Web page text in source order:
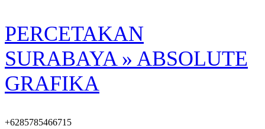
Skip
to
content
PERCETAKAN
SURABAYA » ABSOLUTE
GRAFIKA
+6285785466715